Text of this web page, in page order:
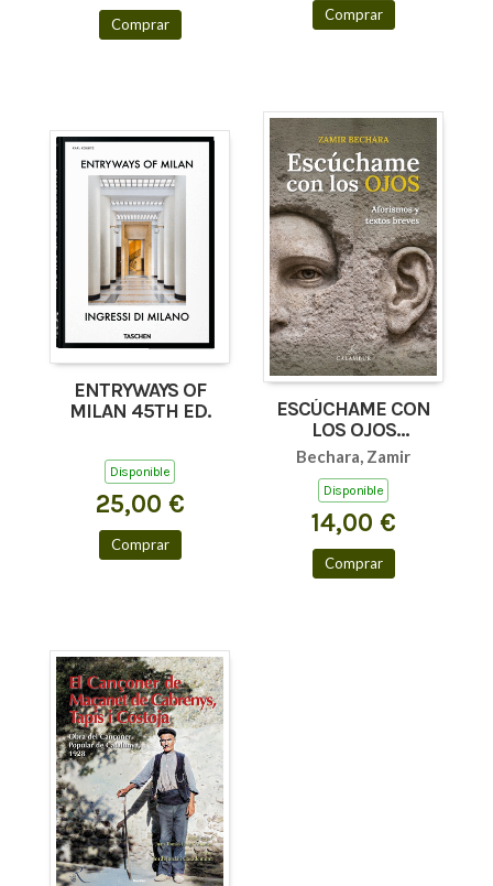
Comprar
Comprar
ENTRYWAYS OF
MILAN 45TH ED.
Disponible
25,00 €
Comprar
ESCÚCHAME CON
LOS OJOS
(AFORISMOS Y
TEXTOS BREVES)
Bechara, Zamir
Disponible
14,00 €
Comprar